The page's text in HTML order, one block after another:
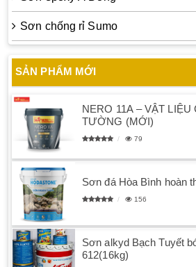
Sơn chống rỉ Sumo
SẢN PHẨM MỚI
NERO 11A – VẬT LIỆU
TƯỜNG (MỚI)
79
Sơn đá Hòa Bình hoàn
156
Sơn alkyd Bạch Tuyết
612(16kg)